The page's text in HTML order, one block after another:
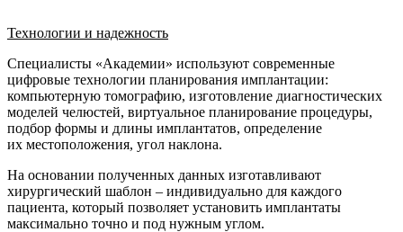
Технологии и надежность
Специалисты «Академии» используют современные
цифровые технологии планирования имплантации:
компьютерную томографию, изготовление диагностических
моделей челюстей, виртуальное планирование процедуры,
подбор формы и длины имплантатов, определение
их местоположения, угол наклона.
На основании полученных данных изготавливают
хирургический шаблон – индивидуально для каждого
пациента, который позволяет установить имплантаты
максимально точно и под нужным углом.